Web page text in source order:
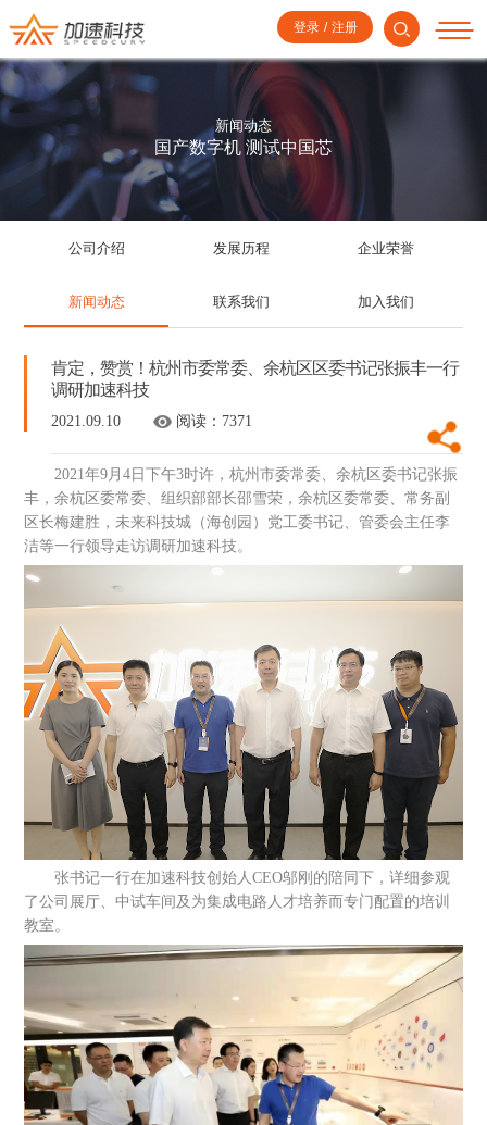
登录 / 注册
新闻动态
国产数字机 测试中国芯
公司介绍 发展历程 企业荣誉
新闻动态 联系我们 加入我们
肯定，赞赏！杭州市委常委、余杭区区委书记张振丰一行
调研加速科技
2021.09.10 阅读： 7371
2021年9月4日下午3时许，杭州市委常委、余杭区委书记张振
丰，余杭区委常委、组织部部长邵雪荣，余杭区委常委、常务副
区长梅建胜，未来科技城（海创园）党工委书记、管委会主任李
洁等一行领导走访调研加速科技。
张书记一行在加速科技创始人CEO邬刚的陪同下，详细参观
了公司展厅、中试车间及为集成电路人才培养而专门配置的培训
教室。